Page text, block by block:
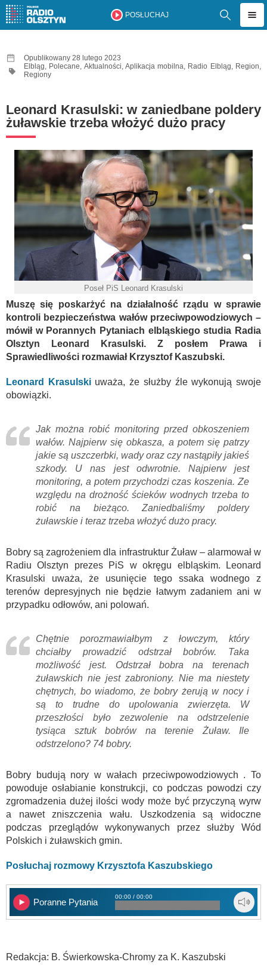
POSŁUCHAJ
Opublikowany 28 lutego 2023
Elbląg, Polecane, Aktualności, Aplikacja mobilna, Radio Elbląg, Region,
Regiony
Leonard Krasulski: w zaniedbane poldery
żuławskie trzeba włożyć dużo pracy
Poseł PiS Leonard Krasulski
Muszę się poskarżyć na działalność rządu w sprawie
kontroli bezpieczeństwa wałów przeciwpowodziowych –
mówił w Porannych Pytaniach elbląskiego studia Radia
Olsztyn Leonard Krasulski. Z posłem Prawa i
Sprawiedliwości rozmawiał Krzysztof Kaszubski.
Leonard Krasulskiuważa, że służby źle wykonują swoje
obowiązki.
Jak można robić monitoring przed obkoszeniem
wałów. Najpierw się obkasza, a potem się patrzy
jakie są uszczerbki, wady oraz czy nastąpiły jakieś
szkody. U nas jest odwrotnie. Najpierw jest
monitoring, a potem przychodzi czas koszenia. Ze
względu na drożność ścieków wodnych trzeba to
robić na bieżąco. Zaniedbaliśmy poldery
żuławskie i teraz trzeba włożyć dużo pracy.
Bobry są zagrożeniem dla infrastruktur Żuław – alarmował w
Radiu Olsztyn prezes PiS w okręgu elbląskim. Leonard
Krasulski uważa, że usunięcie tego ssaka wodnego z
terenów depresyjnych nie będzie łatwym zadaniem ani w
przypadku odłowów, ani polowań.
Chętnie porozmawiałbym z łowczym, który
chciałby prowadzić odstrzał bobrów. Taka
możliwość jest. Odstrzał bobra na terenach
żuławskich nie jest zabroniony. Nie ma niestety
chętnych, bo wiadomo, że bobry żerują w nocy i
są to trudne do upolowania zwierzęta. W
przeszłości było zezwolenie na odstrzelenie
tysiąca sztuk bobrów na terenie Żuław. Ile
odstrzelono? 74 bobry.
Bobry budują nory w wałach przeciwpowodziowych . To
powoduje osłabianie konstrukcji, co podczas powodzi czy
zgromadzenia dużej ilości wody może być przyczyną wyrw
a nawet zniszczenia wału. Uszkodzenia są widoczne
podczas przeglądów wykonywanych przez służby Wód
Polskich i żuławskich gmin.
Posłuchaj rozmowy Krzysztofa Kaszubskiego
Poranne Pytania
00:00 / 00:00
Redakcja: B. Świerkowska-Chromy za K. Kaszubski